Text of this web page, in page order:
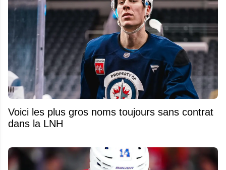
Voici les plus gros noms toujours sans contrat
dans la LNH